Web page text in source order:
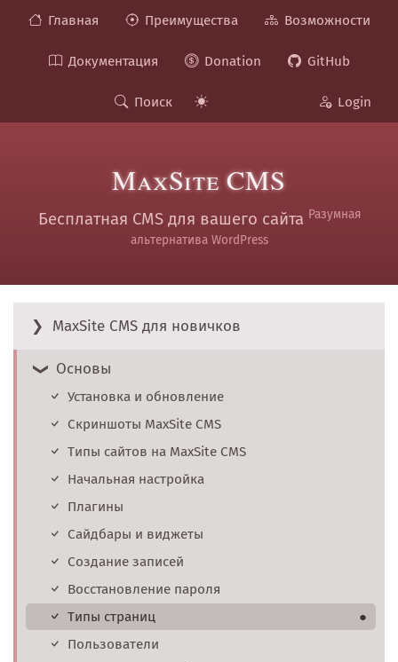
Главная Преимущества Возможности
Документация Donation GitHub
Поиск Login
MaxSite CMS
Бесплатная CMS для вашего сайта Разумная
альтернатива WordPress
MaxSite CMS для новичков
Основы
Установка и обновление
Скриншоты MaxSite CMS
Типы сайтов на MaxSite CMS
Начальная настройка
Плагины
Сайдбары и виджеты
Создание записей
Восстановление пароля
Типы страниц
●
Пользователи